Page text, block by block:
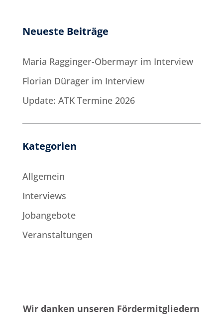
Neueste Beiträge
Maria Ragginger-Obermayr im Interview
Florian Dürager im Interview
Update: ATK Termine 2026
Kategorien
Allgemein
Interviews
Jobangebote
Veranstaltungen
Wir danken unseren Fördermitgliedern